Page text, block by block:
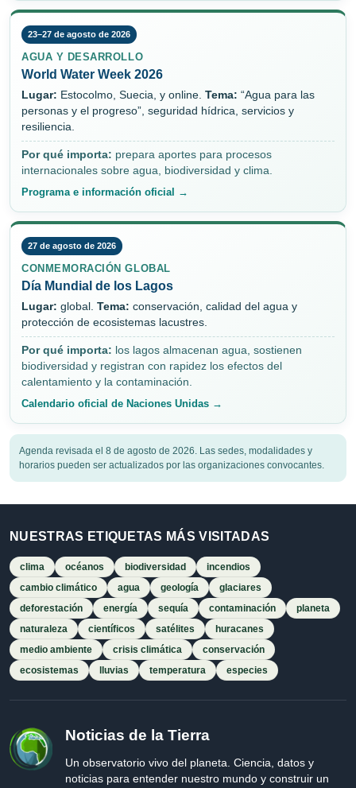
23–27 de agosto de 2026
AGUA Y DESARROLLO
World Water Week 2026
Lugar: Estocolmo, Suecia, y online. Tema: “Agua para las
personas y el progreso”, seguridad hídrica, servicios y
resiliencia.
Por qué importa: prepara aportes para procesos
internacionales sobre agua, biodiversidad y clima.
Programa e información oficial →
27 de agosto de 2026
CONMEMORACIÓN GLOBAL
Día Mundial de los Lagos
Lugar: global. Tema: conservación, calidad del agua y
protección de ecosistemas lacustres.
Por qué importa: los lagos almacenan agua, sostienen
biodiversidad y registran con rapidez los efectos del
calentamiento y la contaminación.
Calendario oficial de Naciones Unidas →
Agenda revisada el 8 de agosto de 2026. Las sedes, modalidades y
horarios pueden ser actualizados por las organizaciones convocantes.
NUESTRAS ETIQUETAS MÁS VISITADAS
clima océanos biodiversidad
incendios
cambio climático
agua geología
glaciares
deforestación
energía sequía contaminación
planeta
naturaleza
científicos satélites
huracanes
medio ambiente
crisis climática
conservación
ecosistemas
lluvias temperatura especies
Noticias de la Tierra
Un observatorio vivo del planeta. Ciencia, datos y
noticias para entender nuestro mundo y construir un